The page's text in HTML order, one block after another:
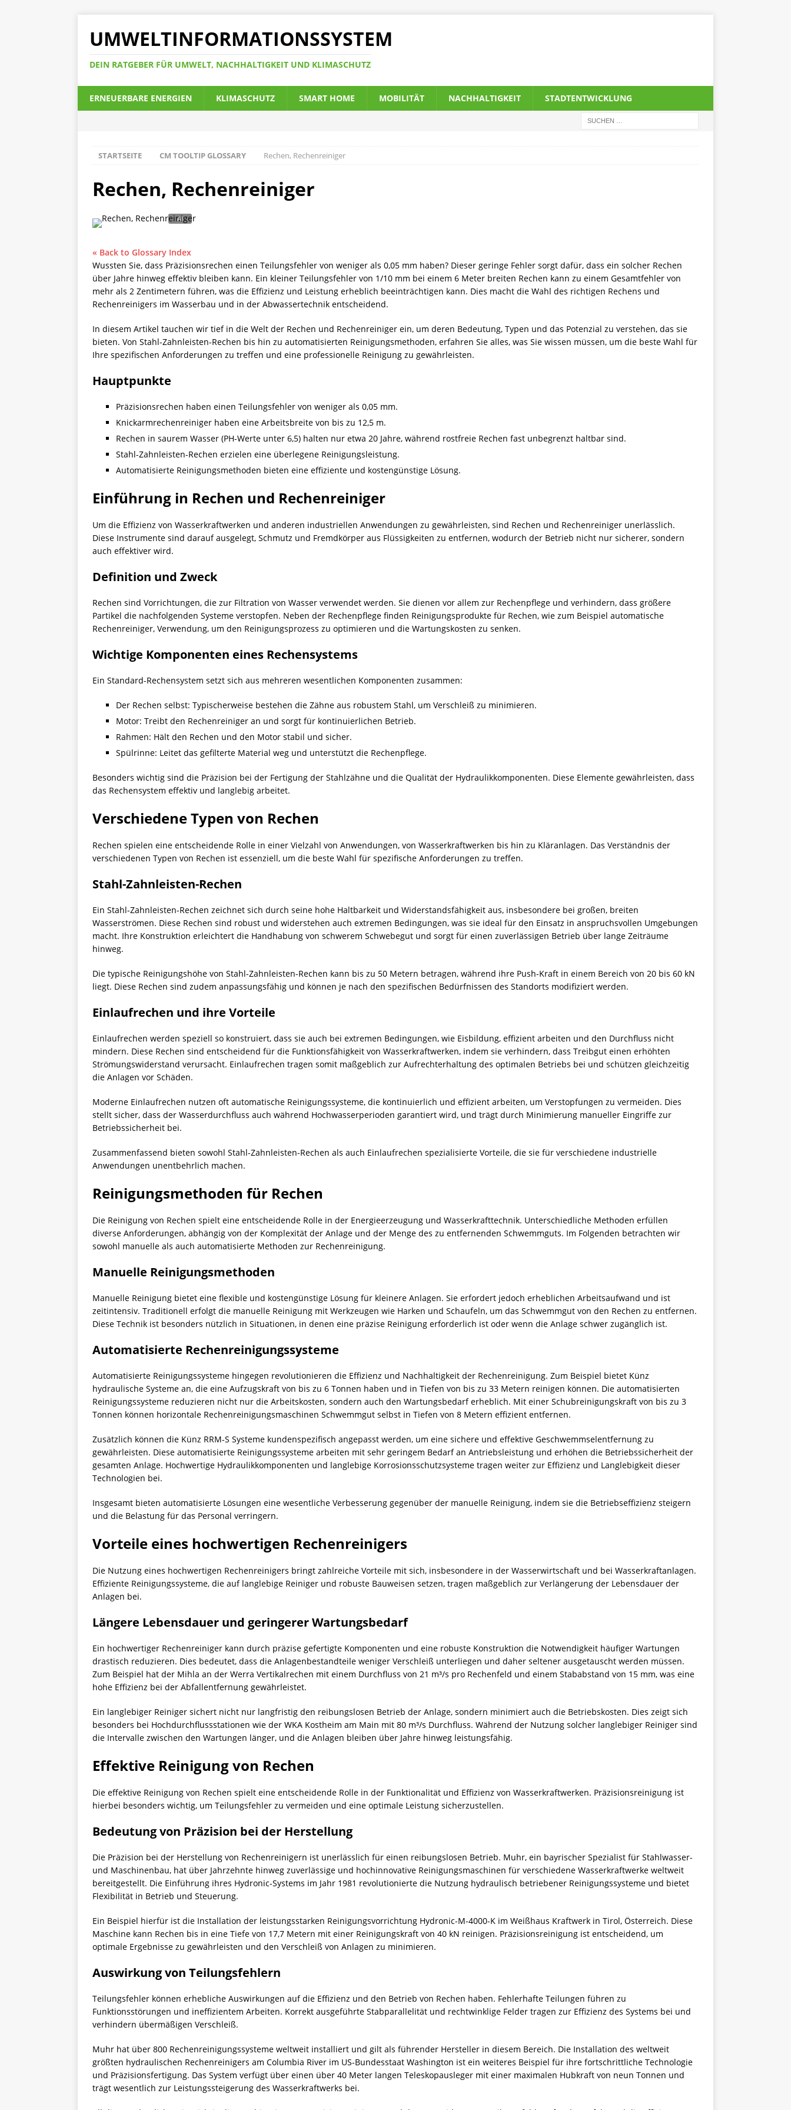
UMWELTINFORMATIONSSYSTEM
DEIN RATGEBER FÜR UMWELT, NACHHALTIGKEIT UND KLIMASCHUTZ
ERNEUERBARE ENERGIEN KLIMASCHUTZ SMART HOME MOBILITÄT NACHHALTIGKEIT STADTENTWICKLUNG
STARTSEITE CM TOOLTIP GLOSSARY Rechen, Rechenreiniger
Rechen, Rechenreiniger
« Back to Glossary Index
Wussten Sie, dass Präzisionsrechen einen Teilungsfehler von weniger als 0,05 mm haben? Dieser geringe Fehler sorgt dafür, dass ein solcher Rechen
über Jahre hinweg effektiv bleiben kann. Ein kleiner Teilungsfehler von 1/10 mm bei einem 6 Meter breiten Rechen kann zu einem Gesamtfehler von
mehr als 2 Zentimetern führen, was die Effizienz und Leistung erheblich beeinträchtigen kann. Dies macht die Wahl des richtigen Rechens und
Rechenreinigers im Wasserbau und in der Abwassertechnik entscheidend.
In diesem Artikel tauchen wir tief in die Welt der Rechen und Rechenreiniger ein, um deren Bedeutung, Typen und das Potenzial zu verstehen, das sie
bieten. Von Stahl-Zahnleisten-Rechen bis hin zu automatisierten Reinigungsmethoden, erfahren Sie alles, was Sie wissen müssen, um die beste Wahl für
Ihre spezifischen Anforderungen zu treffen und eine professionelle Reinigung zu gewährleisten.
Hauptpunkte
Präzisionsrechen haben einen Teilungsfehler von weniger als 0,05 mm.
Knickarmrechenreiniger haben eine Arbeitsbreite von bis zu 12,5 m.
Rechen in saurem Wasser (PH-Werte unter 6,5) halten nur etwa 20 Jahre, während rostfreie Rechen fast unbegrenzt haltbar sind.
Stahl-Zahnleisten-Rechen erzielen eine überlegene Reinigungsleistung.
Automatisierte Reinigungsmethoden bieten eine effiziente und kostengünstige Lösung.
Einführung in Rechen und Rechenreiniger
Um die Effizienz von Wasserkraftwerken und anderen industriellen Anwendungen zu gewährleisten, sind Rechen und Rechenreiniger unerlässlich.
Diese Instrumente sind darauf ausgelegt, Schmutz und Fremdkörper aus Flüssigkeiten zu entfernen, wodurch der Betrieb nicht nur sicherer, sondern
auch effektiver wird.
Definition und Zweck
Rechen sind Vorrichtungen, die zur Filtration von Wasser verwendet werden. Sie dienen vor allem zur Rechenpflege und verhindern, dass größere
Partikel die nachfolgenden Systeme verstopfen. Neben der Rechenpflege finden Reinigungsprodukte für Rechen, wie zum Beispiel automatische
Rechenreiniger, Verwendung, um den Reinigungsprozess zu optimieren und die Wartungskosten zu senken.
Wichtige Komponenten eines Rechensystems
Ein Standard-Rechensystem setzt sich aus mehreren wesentlichen Komponenten zusammen:
Der Rechen selbst: Typischerweise bestehen die Zähne aus robustem Stahl, um Verschleiß zu minimieren.
Motor: Treibt den Rechenreiniger an und sorgt für kontinuierlichen Betrieb.
Rahmen: Hält den Rechen und den Motor stabil und sicher.
Spülrinne: Leitet das gefilterte Material weg und unterstützt die Rechenpflege.
Besonders wichtig sind die Präzision bei der Fertigung der Stahlzähne und die Qualität der Hydraulikkomponenten. Diese Elemente gewährleisten, dass
das Rechensystem effektiv und langlebig arbeitet.
Verschiedene Typen von Rechen
Rechen spielen eine entscheidende Rolle in einer Vielzahl von Anwendungen, von Wasserkraftwerken bis hin zu Kläranlagen. Das Verständnis der
verschiedenen Typen von Rechen ist essenziell, um die beste Wahl für spezifische Anforderungen zu treffen.
Stahl-Zahnleisten-Rechen
Ein Stahl-Zahnleisten-Rechen zeichnet sich durch seine hohe Haltbarkeit und Widerstandsfähigkeit aus, insbesondere bei großen, breiten
Wasserströmen. Diese Rechen sind robust und widerstehen auch extremen Bedingungen, was sie ideal für den Einsatz in anspruchsvollen Umgebungen
macht. Ihre Konstruktion erleichtert die Handhabung von schwerem Schwebegut und sorgt für einen zuverlässigen Betrieb über lange Zeiträume
hinweg.
Die typische Reinigungshöhe von Stahl-Zahnleisten-Rechen kann bis zu 50 Metern betragen, während ihre Push-Kraft in einem Bereich von 20 bis 60 kN
liegt. Diese Rechen sind zudem anpassungsfähig und können je nach den spezifischen Bedürfnissen des Standorts modifiziert werden.
Einlaufrechen und ihre Vorteile
Einlaufrechen werden speziell so konstruiert, dass sie auch bei extremen Bedingungen, wie Eisbildung, effizient arbeiten und den Durchfluss nicht
mindern. Diese Rechen sind entscheidend für die Funktionsfähigkeit von Wasserkraftwerken, indem sie verhindern, dass Treibgut einen erhöhten
Strömungswiderstand verursacht. Einlaufrechen tragen somit maßgeblich zur Aufrechterhaltung des optimalen Betriebs bei und schützen gleichzeitig
die Anlagen vor Schäden.
Moderne Einlaufrechen nutzen oft automatische Reinigungssysteme, die kontinuierlich und effizient arbeiten, um Verstopfungen zu vermeiden. Dies
stellt sicher, dass der Wasserdurchfluss auch während Hochwasserperioden garantiert wird, und trägt durch Minimierung manueller Eingriffe zur
Betriebssicherheit bei.
Zusammenfassend bieten sowohl Stahl-Zahnleisten-Rechen als auch Einlaufrechen spezialisierte Vorteile, die sie für verschiedene industrielle
Anwendungen unentbehrlich machen.
Reinigungsmethoden für Rechen
Die Reinigung von Rechen spielt eine entscheidende Rolle in der Energieerzeugung und Wasserkrafttechnik. Unterschiedliche Methoden erfüllen
diverse Anforderungen, abhängig von der Komplexität der Anlage und der Menge des zu entfernenden Schwemmguts. Im Folgenden betrachten wir
sowohl manuelle als auch automatisierte Methoden zur Rechenreinigung.
Manuelle Reinigungsmethoden
Manuelle Reinigung bietet eine flexible und kostengünstige Lösung für kleinere Anlagen. Sie erfordert jedoch erheblichen Arbeitsaufwand und ist
zeitintensiv. Traditionell erfolgt die manuelle Reinigung mit Werkzeugen wie Harken und Schaufeln, um das Schwemmgut von den Rechen zu entfernen.
Diese Technik ist besonders nützlich in Situationen, in denen eine präzise Reinigung erforderlich ist oder wenn die Anlage schwer zugänglich ist.
Automatisierte Rechenreinigungssysteme
Automatisierte Reinigungssysteme hingegen revolutionieren die Effizienz und Nachhaltigkeit der Rechenreinigung. Zum Beispiel bietet Künz
hydraulische Systeme an, die eine Aufzugskraft von bis zu 6 Tonnen haben und in Tiefen von bis zu 33 Metern reinigen können. Die automatisierten
Reinigungssysteme reduzieren nicht nur die Arbeitskosten, sondern auch den Wartungsbedarf erheblich. Mit einer Schubreinigungskraft von bis zu 3
Tonnen können horizontale Rechenreinigungsmaschinen Schwemmgut selbst in Tiefen von 8 Metern effizient entfernen.
Zusätzlich können die Künz RRM-S Systeme kundenspezifisch angepasst werden, um eine sichere und effektive Geschwemmselentfernung zu
gewährleisten. Diese automatisierte Reinigungssysteme arbeiten mit sehr geringem Bedarf an Antriebsleistung und erhöhen die Betriebssicherheit der
gesamten Anlage. Hochwertige Hydraulikkomponenten und langlebige Korrosionsschutzsysteme tragen weiter zur Effizienz und Langlebigkeit dieser
Technologien bei.
Insgesamt bieten automatisierte Lösungen eine wesentliche Verbesserung gegenüber der manuelle Reinigung, indem sie die Betriebseffizienz steigern
und die Belastung für das Personal verringern.
Vorteile eines hochwertigen Rechenreinigers
Die Nutzung eines hochwertigen Rechenreinigers bringt zahlreiche Vorteile mit sich, insbesondere in der Wasserwirtschaft und bei Wasserkraftanlagen.
Effiziente Reinigungssysteme, die auf langlebige Reiniger und robuste Bauweisen setzen, tragen maßgeblich zur Verlängerung der Lebensdauer der
Anlagen bei.
Längere Lebensdauer und geringerer Wartungsbedarf
Ein hochwertiger Rechenreiniger kann durch präzise gefertigte Komponenten und eine robuste Konstruktion die Notwendigkeit häufiger Wartungen
drastisch reduzieren. Dies bedeutet, dass die Anlagenbestandteile weniger Verschleiß unterliegen und daher seltener ausgetauscht werden müssen.
Zum Beispiel hat der Mihla an der Werra Vertikalrechen mit einem Durchfluss von 21 m³/s pro Rechenfeld und einem Stababstand von 15 mm, was eine
hohe Effizienz bei der Abfallentfernung gewährleistet.
Ein langlebiger Reiniger sichert nicht nur langfristig den reibungslosen Betrieb der Anlage, sondern minimiert auch die Betriebskosten. Dies zeigt sich
besonders bei Hochdurchflussstationen wie der WKA Kostheim am Main mit 80 m³/s Durchfluss. Während der Nutzung solcher langlebiger Reiniger sind
die Intervalle zwischen den Wartungen länger, und die Anlagen bleiben über Jahre hinweg leistungsfähig.
Effektive Reinigung von Rechen
Die effektive Reinigung von Rechen spielt eine entscheidende Rolle in der Funktionalität und Effizienz von Wasserkraftwerken. Präzisionsreinigung ist
hierbei besonders wichtig, um Teilungsfehler zu vermeiden und eine optimale Leistung sicherzustellen.
Bedeutung von Präzision bei der Herstellung
Die Präzision bei der Herstellung von Rechenreinigern ist unerlässlich für einen reibungslosen Betrieb. Muhr, ein bayrischer Spezialist für Stahlwasser-
und Maschinenbau, hat über Jahrzehnte hinweg zuverlässige und hochinnovative Reinigungsmaschinen für verschiedene Wasserkraftwerke weltweit
bereitgestellt. Die Einführung ihres Hydronic-Systems im Jahr 1981 revolutionierte die Nutzung hydraulisch betriebener Reinigungssysteme und bietet
Flexibilität in Betrieb und Steuerung.
Ein Beispiel hierfür ist die Installation der leistungsstarken Reinigungsvorrichtung Hydronic-M-4000-K im Weißhaus Kraftwerk in Tirol, Österreich. Diese
Maschine kann Rechen bis in eine Tiefe von 17,7 Metern mit einer Reinigungskraft von 40 kN reinigen. Präzisionsreinigung ist entscheidend, um
optimale Ergebnisse zu gewährleisten und den Verschleiß von Anlagen zu minimieren.
Auswirkung von Teilungsfehlern
Teilungsfehler können erhebliche Auswirkungen auf die Effizienz und den Betrieb von Rechen haben. Fehlerhafte Teilungen führen zu
Funktionsstörungen und ineffizientem Arbeiten. Korrekt ausgeführte Stabparallelität und rechtwinklige Felder tragen zur Effizienz des Systems bei und
verhindern übermäßigen Verschleiß.
Muhr hat über 800 Rechenreinigungssysteme weltweit installiert und gilt als führender Hersteller in diesem Bereich. Die Installation des weltweit
größten hydraulischen Rechenreinigers am Columbia River im US-Bundesstaat Washington ist ein weiteres Beispiel für ihre fortschrittliche Technologie
und Präzisionsfertigung. Das System verfügt über einen über 40 Meter langen Teleskopausleger mit einer maximalen Hubkraft von neun Tonnen und
trägt wesentlich zur Leistungssteigerung des Wasserkraftwerks bei.